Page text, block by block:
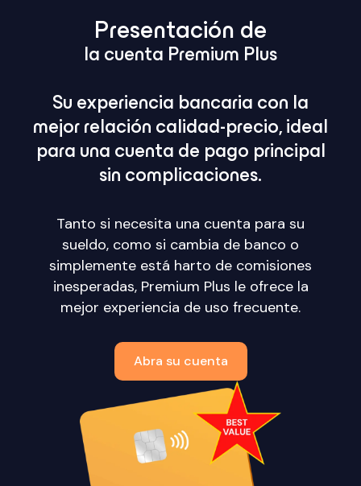
Presentación de
la cuenta Premium Plus
Su experiencia bancaria con la
mejor relación calidad-precio, ideal
para una cuenta de pago principal
sin complicaciones.
Tanto si necesita una cuenta para su
sueldo, como si cambia de banco o
simplemente está harto de comisiones
inesperadas, Premium Plus le ofrece la
mejor experiencia de uso frecuente.
Abra su cuenta